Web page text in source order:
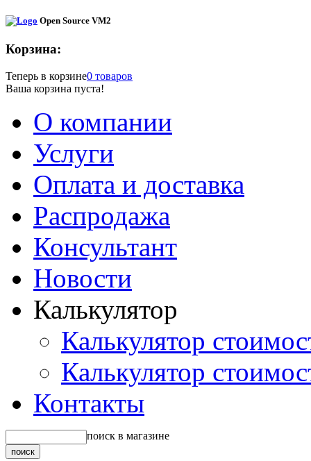
Open Source VM2
Корзина:
Теперь в корзине0 товаров
Ваша корзина пуста!
О компании
Услуги
Оплата и доставка
Распродажа
Консультант
Новости
Калькулятор
Калькулятор
Калькулятор
Контакты
поиск в магазине